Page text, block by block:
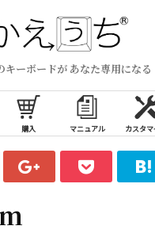
キーボードが あなた専用になる
購入 マニュアル カスタ